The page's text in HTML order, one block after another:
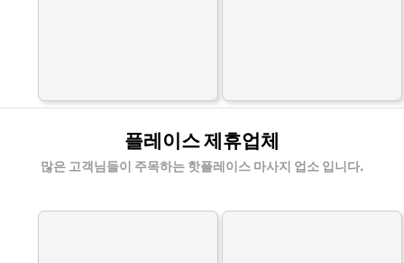
플레이스 제휴업체
많은 고객님들이 주목하는 핫플레이스 마사지 업소 입니다.